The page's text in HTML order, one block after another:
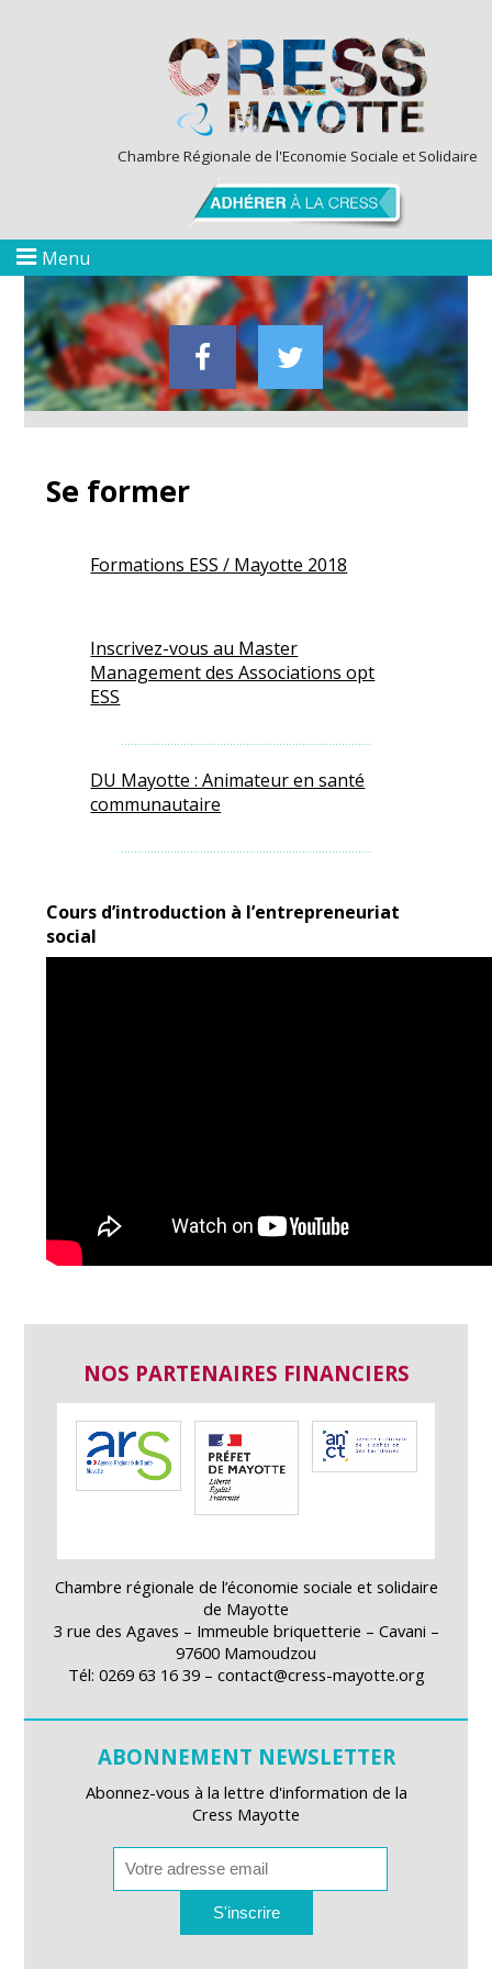
Chambre Régionale de l'Economie Sociale et Solidaire
Menu
Se former
Formations ESS / Mayotte 2018
Inscrivez-vous au Master
Management des Associations opt
ESS
………………………………………………………………….
DU Mayotte : Animateur en santé
communautaire
………………………………………………………………….
Cours d’introduction à l’entrepreneuriat
social
NOS PARTENAIRES FINANCIERS
Chambre régionale de l’économie sociale et solidaire
de Mayotte
3 rue des Agaves – Immeuble briquetterie – Cavani –
97600 Mamoudzou
Tél: 0269 63 16 39 – contact@cress-mayotte.org
ABONNEMENT NEWSLETTER
Abonnez-vous à la lettre d'information de la
Cress Mayotte
S'inscrire